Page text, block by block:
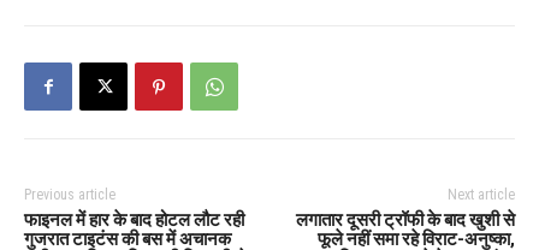
Previous article
फाइनल में हार के बाद होटल लौट रही
गुजरात टाइटंस की बस में अचानक
Next article
लगातार दूसरी ट्रॉफी के बाद खुशी से
फूले नहीं समा रहे विराट-अनुष्का,